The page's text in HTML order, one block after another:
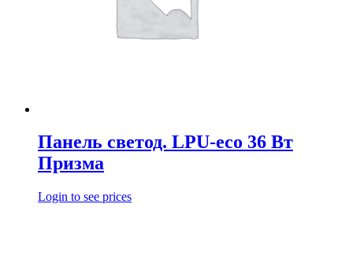
Панель светод. LPU-eco 36 Вт
Призма
Login to see prices